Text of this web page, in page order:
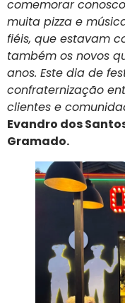
comemorar
muita pizza e
fiéis, que estavam
também os novos
anos. Este dia de
confraternização
clientes e
Evandro dos
Gramado.